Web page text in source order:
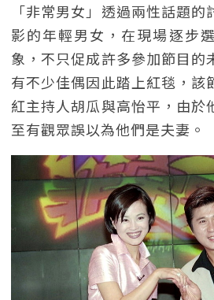
「非常男女」透過兩性話題
影的年輕男女，在現場逐步
象，不只促成許多參加節目的
有不少佳偶因此踏上紅毯，該
紅主持人胡瓜與高怡平，由於
至有觀眾誤以為他們是夫妻。